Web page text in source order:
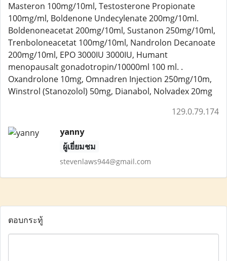
Masteron 100mg/10ml, Testosterone Propionate
100mg/ml, Boldenone Undecylenate 200mg/10ml.
Boldenoneacetat 200mg/10ml, Sustanon 250mg/10ml,
Trenboloneacetat 100mg/10ml, Nandrolon Decanoate
200mg/10ml, EPO 3000IU 3000IU, Humant
menopausalt gonadotropin/10000ml 100 ml. .
Oxandrolone 10mg, Omnadren Injection 250mg/10m,
Winstrol (Stanozolol) 50mg, Dianabol, Nolvadex 20mg
129.0.79.174
yanny
ผู้เยี่ยมชม
stevenlaws944@gmail.com
ตอบกระทู้